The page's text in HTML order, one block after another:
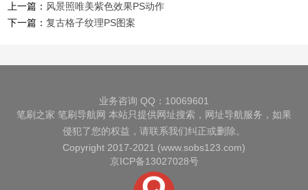
上一篇： 风景照唯美紫色效果PS动作
下一篇：复古格子纹理PS图案
业务咨询 QQ：10069601
笔刷之家 笔刷导航网 本站只提供网址搜索，网址导航服务，如果
侵犯了您的权益，请联系我们纠正或删除。
Copyright 2017-2021 (www.sobs123.com)
京ICP备13027028号